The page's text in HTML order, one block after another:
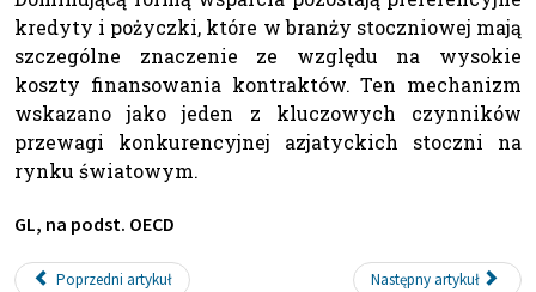
kredyty i pożyczki, które w branży stoczniowej mają
szczególne znaczenie ze względu na wysokie
koszty finansowania kontraktów. Ten mechanizm
wskazano jako jeden z kluczowych czynników
przewagi konkurencyjnej azjatyckich stoczni na
rynku światowym.
GL, na podst. OECD
Poprzedni artykuł Następny artykuł